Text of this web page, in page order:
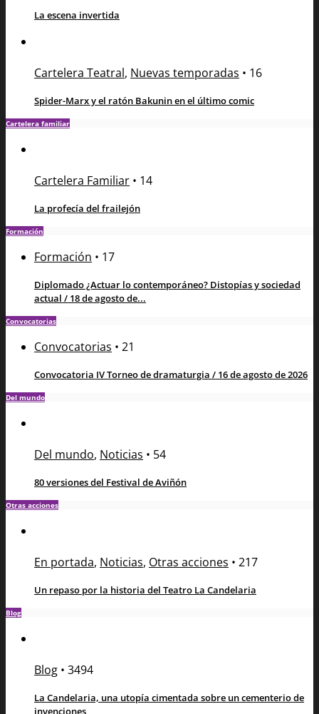
La escena invertida
Cartelera Teatral, Nuevas temporadas • 16
Spider-Marx y el ratón Bakunin en el último comic
Cartelera familiar
Cartelera Familiar • 14
La profecía del frailejón
Formación
Formación • 17
Diplomado ¿Actuar lo contemporáneo? Distopías y sociedad
actual / 18 de agosto de...
Convocatorias
Convocatorias • 21
Convocatoria IV Torneo de dramaturgia / 16 de agosto de 2026
Del mundo
Del mundo, Noticias • 54
80 versiones del Festival de Aviñón
Otras acciones
En portada, Noticias, Otras acciones • 217
Un repaso por la historia del Teatro La Candelaria
Blog
Blog • 3494
La Candelaria, una utopía cimentada sobre un cementerio de
invenciones